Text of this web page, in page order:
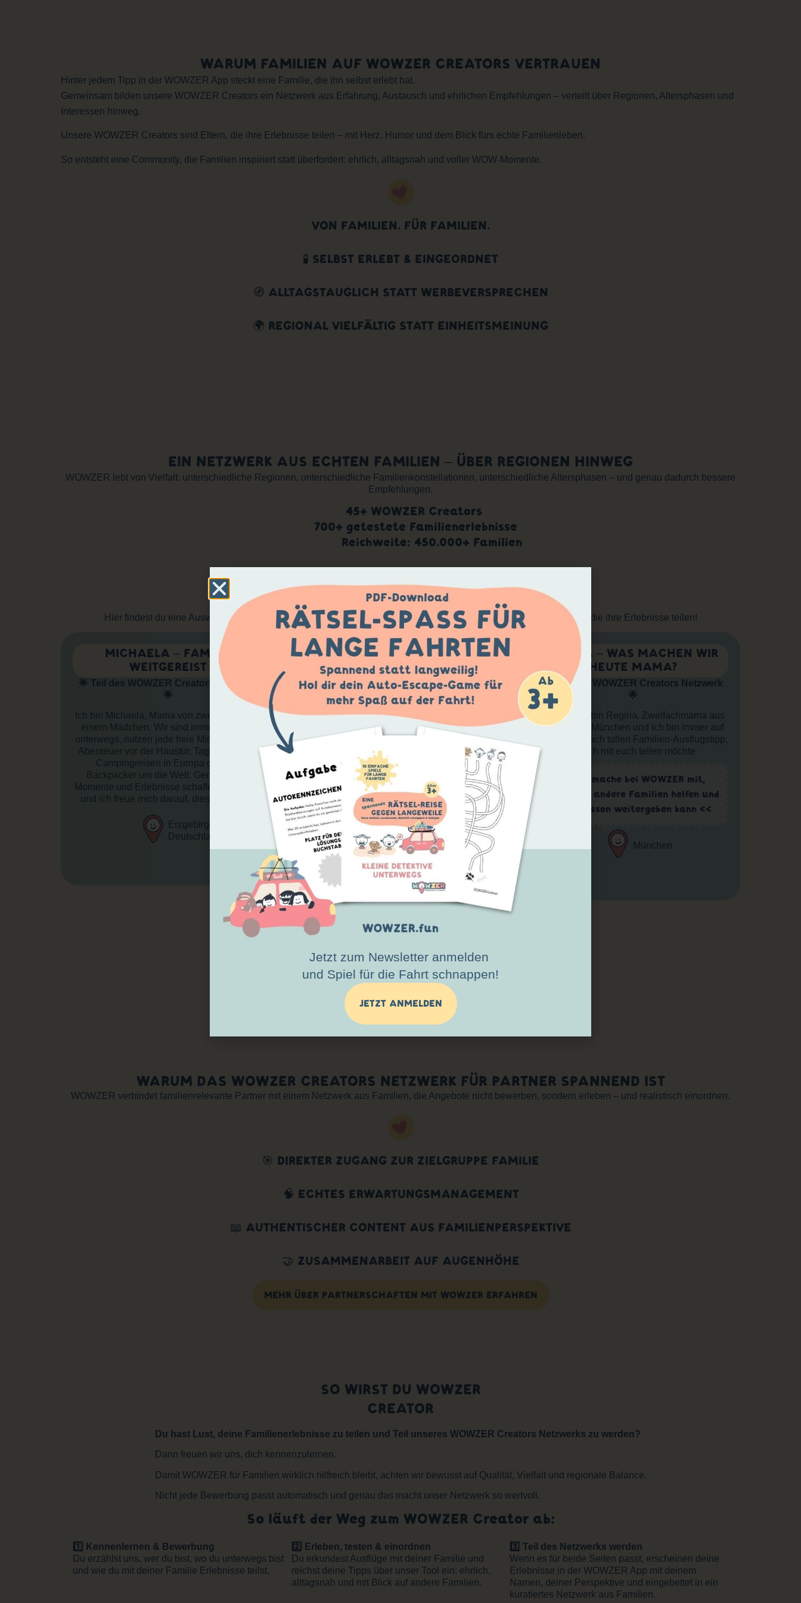
WARUM FAMILIEN AUF WOWZER CREATORS VERTRAUEN
Hinter jedem Tipp in der WOWZER App steckt eine Familie, die ihn selbst erlebt hat.
Gemeinsam bilden unsere WOWZER Creators ein Netzwerk aus Erfahrung, Austausch und ehrlichen Empfehlungen – verteilt über Regionen, Altersphasen und
Interessen hinweg.
Unsere WOWZER Creators sind Eltern, die ihre Erlebnisse teilen – mit Herz, Humor und dem Blick fürs echte Familienleben.
So entsteht eine Community, die Familien inspiriert statt überfordert: ehrlich, alltagsnah und voller WOW-Momente.
VON FAMILIEN. FÜR FAMILIEN.
🧪 SELBST ERLEBT & EINGEORDNET
🧭 ALLTAGSTAUGLICH STATT WERBEVERSPRECHEN
🌍 REGIONAL VIELFÄLTIG STATT EINHEITSMEINUNG
EIN NETZWERK AUS ECHTEN FAMILIEN – ÜBER REGIONEN HINWEG
WOWZER lebt von Vielfalt: unterschiedliche Regionen, unterschiedliche Familienkonstellationen, unterschiedliche Altersphasen – und genau dadurch bessere
Empfehlungen.
45+ WOWZER Creators
700+ getestete Familienerlebnisse
Reichweite: 450.000+ Familien
LERNE UNSERE WOWZER CREATORS KENNEN
Hier findest du eine Auswahl aus unserem WOWZER Creators Netzwerk. Stellvertretend für viele weitere Familien, die ihre Erlebnisse teilen!
MICHAELA – FAMILIE
WEITGEREIST
🌟 Teil des WOWZER Creators Netzwerk
🌟
Ich bin Michaela, Mama von zwei Jungs und
einem Mädchen. Wir sind immer draußen
unterwegs, nutzen jede freie Minute für Mini-
Abenteuer vor der Haustür, Tagesausflüge,
Campingreisen in Europa oder als
Backpacker um die Welt. Gemeinsame
Momente und Erlebnisse schaffen lieben wir
und ich freue mich darauf, diese zu teilen.
Erzgebirge, Sachsen,
Deutschland
WOWZER – WOWZER
🌟 Teil des WOWZER Creators Netzwerk
🌟
REGINA – WAS MACHEN WIR
HEUTE MAMA?
🌟 Teil des WOWZER Creators Netzwerk
🌟
Servus, ich bin Regina, Zweifachmama aus
dem Raum München und ich bin immer auf
der Suche nach tollen Familien-Ausflugstipp,
die ich mit euch teilen möchte
>> Ich mache bei WOWZER mit,
damit ich andere Familien helfen und
mein Wissen weitergeben kann <<
München
WERDE TEIL DER WOWZER COMMUNITY
WARUM DAS WOWZER CREATORS NETZWERK FÜR PARTNER SPANNEND IST
WOWZER verbindet familienrelevante Partner mit einem Netzwerk aus Familien, die Angebote nicht bewerben, sondern erleben – und realistisch einordnen.
🎯 DIREKTER ZUGANG ZUR ZIELGRUPPE FAMILIE
🧠 ECHTES ERWARTUNGSMANAGEMENT
📖 AUTHENTISCHER CONTENT AUS FAMILIENPERSPEKTIVE
🤝 ZUSAMMENARBEIT AUF AUGENHÖHE
MEHR ÜBER PARTNERSCHAFTEN MIT WOWZER ERFAHREN
SO WIRST DU WOWZER
CREATOR
Du hast Lust, deine Familienerlebnisse zu teilen und Teil unseres WOWZER Creators Netzwerks zu werden?
Dann freuen wir uns, dich kennenzulernen.
Damit WOWZER für Familien wirklich hilfreich bleibt, achten wir bewusst auf Qualität, Vielfalt und regionale Balance.
Nicht jede Bewerbung passt automatisch und genau das macht unser Netzwerk so wertvoll.
So läuft der Weg zum WOWZER Creator ab:
1️⃣ Kennenlernen & Bewerbung
Du erzählst uns, wer du bist, wo du unterwegs bist
und wie du mit deiner Familie Erlebnisse teilst.
2️⃣ Erleben, testen & einordnen
Du erkundest Ausflüge mit deiner Familie und
reichst deine Tipps über unser Tool ein: ehrlich,
alltagsnah und mit Blick auf andere Familien.
3️⃣ Teil des Netzwerks werden
Wenn es für beide Seiten passt, erscheinen deine
Erlebnisse in der WOWZER App mit deinem
Namen, deiner Perspektive und eingebettet in ein
kuratiertes Netzwerk aus Familien.
Jetzt zum Newsletter anmelden
und Spiel für die Fahrt schnappen!
JETZT ANMELDEN